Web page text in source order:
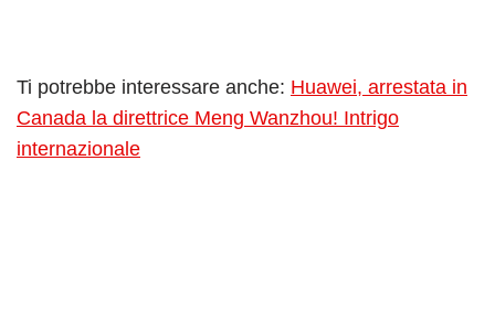
Ti potrebbe interessare anche: Huawei, arrestata in
Canada la direttrice Meng Wanzhou! Intrigo
internazionale